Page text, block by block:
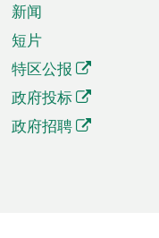
新闻
短片
特区公报
政府投标
政府招聘